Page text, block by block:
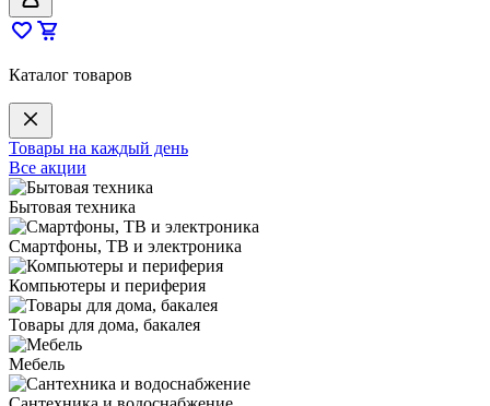
Каталог товаров
Товары на каждый день
Все акции
Бытовая техника
Смартфоны, ТВ и электроника
Компьютеры и периферия
Товары для дома, бакалея
Мебель